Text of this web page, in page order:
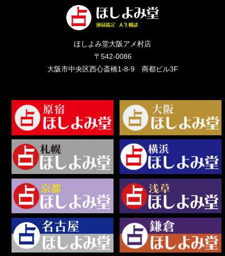
ほしよみ堂大阪アメ村店
〒542-0086
大阪市中央区西心斎橋1-8-9 商都ビル3F